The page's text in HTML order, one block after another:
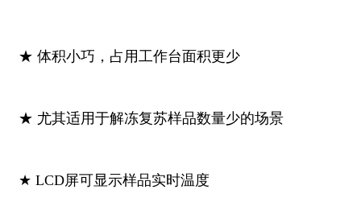
★ 体积小巧，占用工作台面积更少
★ 尤其适用于解冻复苏样品数量少的场景
★ LCD屏可显示样品实时温度